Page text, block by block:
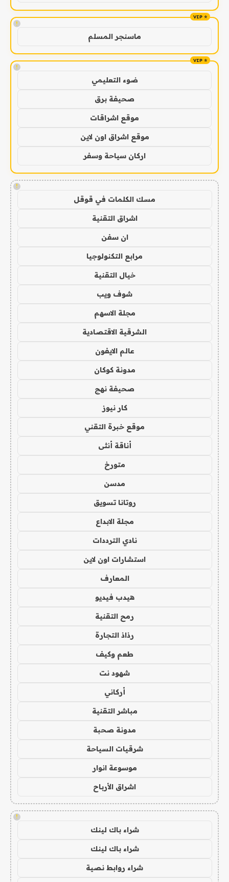
!
ماسنجر المسلم
!
ضوء التعليمي
صحيفة برق
موقع اشراقات
موقع اشراق اون لاين
اركان سياحة وسفر
!
مسك الكلمات في قوقل
اشراق التقنية
ان سفن
مرابع التكنولوجيا
خيال التقنية
شوف ويب
مجلة الاسهم
الشرقية الاقتصادية
عالم الايفون
مدونة كوكان
صحيفة نهج
كار نيوز
موقع خبرة التقني
أناقة أنثى
متورخ
مدسن
روتانا تسويق
مجلة الابداع
نادي الترددات
استشارات اون لاين
المعارف
هيدب فيديو
رمح التقنية
رذاذ التجارة
طعم وكيف
شهود نت
أركاني
مباشر التقنية
مدونة صحبة
شرقيات السياحة
موسوعة انوار
اشراق الأرباح
!
شراء باك لينك
شراء باك لينك
شراء روابط نصية